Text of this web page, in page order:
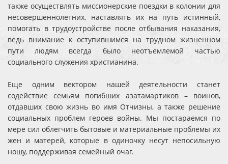
также осуществлять миссионерские поездки в колонии для
несовершеннолетних, наставлять их на путь истинный,
помогать в трудоустройстве после отбывания наказания,
ведь внимание к оступившимся на трудном жизненном
пути людям всегда было неотъемлемой частью
социального служения христианина.
Еще одним вектором нашей деятельности станет
содействие семьям погибших азатамартиков – воинов,
отдавших свою жизнь во имя Отчизны, а также решение
социальных проблем героев войны. Мы постараемся по
мере сил облегчить бытовые и материальные проблемы их
жен и матерей, которые в одиночку несут непосильную
ношу, поддерживая семейный очаг.